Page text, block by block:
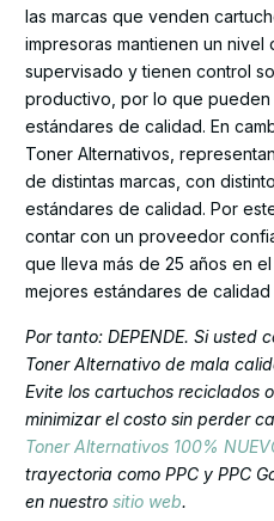
las marcas que venden
impresoras mantienen un
supervisado y tienen control
productivo, por lo que pueden
estándares de calidad. En
Toner Alternativos,
de distintas marcas, con
estándares de calidad. Por
contar con un proveedor
que lleva más de 25 años en
mejores estándares de
Por tanto: DEPENDE. Si usted
Toner Alternativo de mala
Evite los cartuchos reciclados
minimizar el costo sin perder
Toner Alternativos 100%
trayectoria como PPC y PPC
en nuestro sitio web.